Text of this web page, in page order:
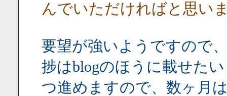
んでいただければと思い
要望が強いようですので
捗はblogのほうに載せた
つ進めますので、数ヶ月